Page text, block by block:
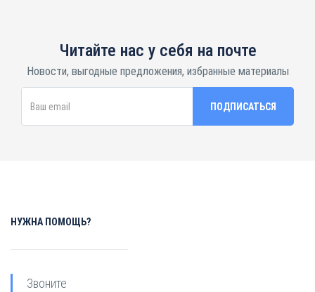
Читайте нас у себя на почте
Новости, выгодные предложения, избранные материалы
НУЖНА ПОМОЩЬ?
Звоните